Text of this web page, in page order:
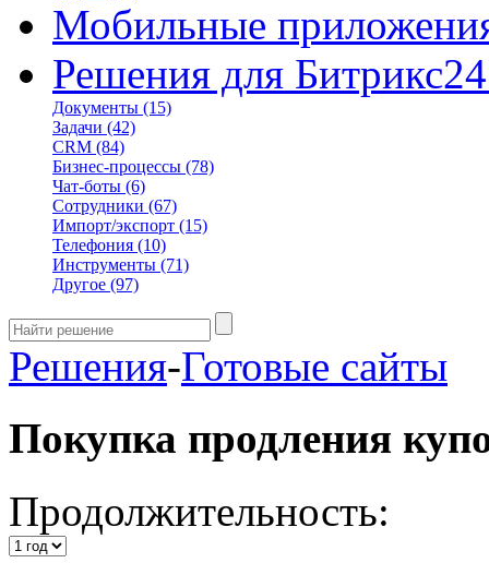
Мобильные
Решения для Битрикс24
Документы (15)
Задачи (42)
CRM (84)
Бизнес-процессы (78)
Чат-боты (6)
Сотрудники (67)
Импорт/экспорт (15)
Телефония (10)
Инструменты (71)
Другое (97)
Решения-Готовые сайты
Покупка продления
Продолжительность: